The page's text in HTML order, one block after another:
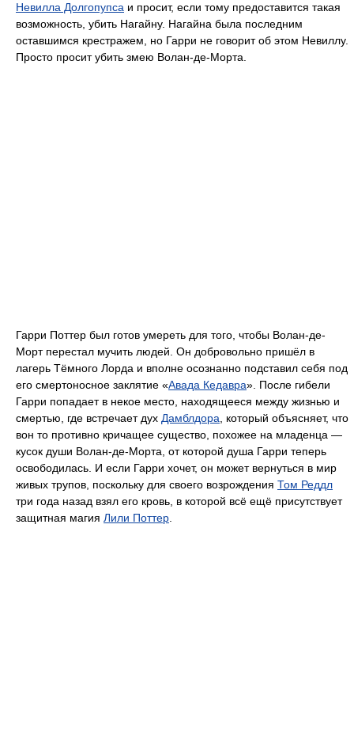
Невилла Долгопупса и просит, если тому предоставится такая
возможность, убить Нагайну. Нагайна была последним
оставшимся крестражем, но Гарри не говорит об этом Невиллу.
Просто просит убить змею Волан-де-Морта.
Гарри Поттер был готов умереть для того, чтобы Волан-де-
Морт перестал мучить людей. Он добровольно пришёл в
лагерь Тёмного Лорда и вполне осознанно подставил себя под
его смертоносное заклятие «Авада Кедавра». После гибели
Гарри попадает в некое место, находящееся между жизнью и
смертью, где встречает дух Дамблдора , который объясняет, что
вон то противно кричащее существо, похожее на младенца —
кусок души Волан-де-Морта, от которой душа Гарри теперь
освободилась. И если Гарри хочет, он может вернуться в мир
живых трупов, поскольку для своего возрождения Том Реддл
три года назад взял его кровь, в которой всё ещё присутствует
защитная магия Лили Поттер